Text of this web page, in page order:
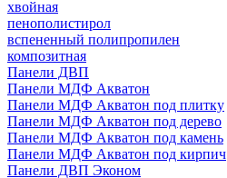
хвойная
пенополистирол
вспененный полипропилен
композитная
Панели ДВП
Панели МДФ Акватон
Панели МДФ Акватон под плитку
Панели МДФ Акватон под дерево
Панели МДФ Акватон под камень
Панели МДФ Акватон под кирпич
Панели ДВП Эконом